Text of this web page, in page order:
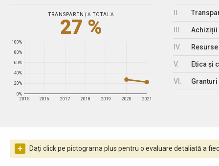
TRANSPARENȚĂ TOTALĂ
27 %
2015 2016 2017 2018 2019 2020 2021
0%
20%
40%
60%
80%
100%
Achiziții
IV.
V. Etica și
VI.
+ Dați click pe pictograma plus pentru o evaluare detaliată a